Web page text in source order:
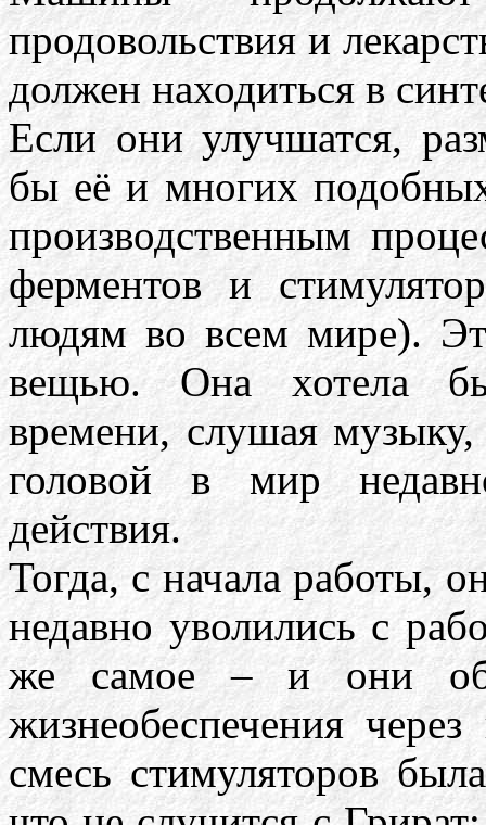
продовольствия и
должен находиться в
Если они улучшатся,
бы её и многих
производственным
ферментов и
людям во всем мире).
вещью. Она хотела
времени, слушая
головой в мир
действия.
Тогда, с начала работы,
недавно уволились с
же самое – и они
жизнеобеспечения
смесь стимуляторов